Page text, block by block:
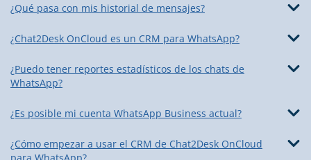
¿Qué pasa con mis historial de mensajes?
¿Chat2Desk OnCloud es un CRM para WhatsApp?
¿Puedo tener reportes estadísticos de los chats de
WhatsApp?
¿Es posible mi cuenta WhatsApp Business actual?
¿Cómo empezar a usar el CRM de Chat2Desk OnCloud